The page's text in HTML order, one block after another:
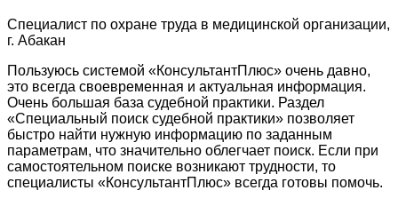
Специалист по охране труда в медицинской организации,
г. Абакан
Пользуюсь системой «КонсультантПлюс» очень давно,
это всегда своевременная и актуальная информация.
Очень большая база судебной практики. Раздел
«Специальный поиск судебной практики» позволяет
быстро найти нужную информацию по заданным
параметрам, что значительно облегчает поиск. Если при
самостоятельном поиске возникают трудности, то
специалисты «КонсультантПлюс» всегда готовы помочь.